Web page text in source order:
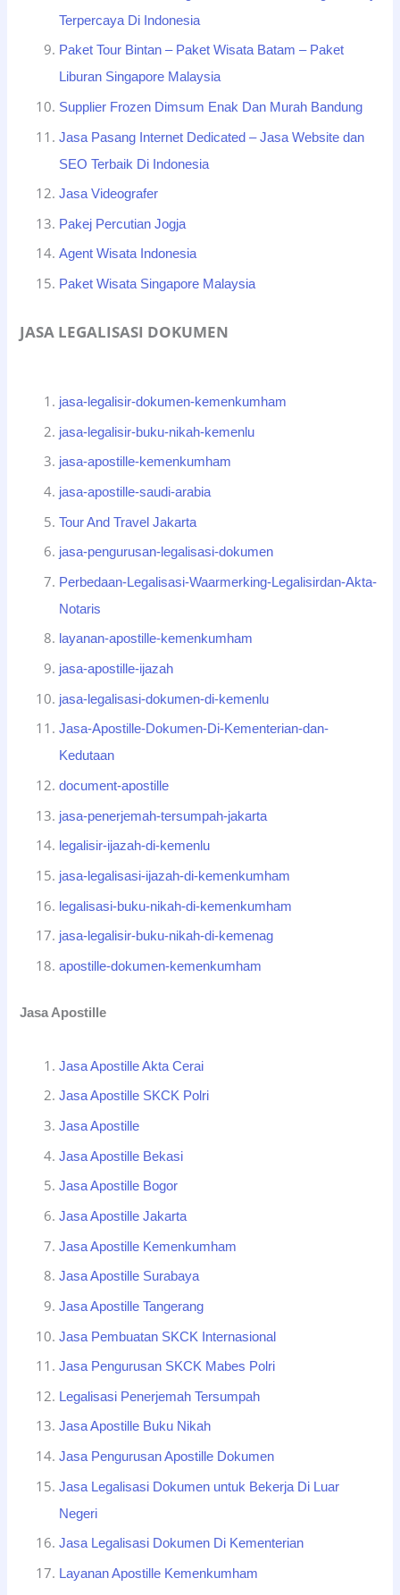
Terpercaya Di Indonesia
Paket Tour Bintan – Paket Wisata Batam – Paket
Liburan Singapore Malaysia
Supplier Frozen Dimsum Enak Dan Murah Bandung
Jasa Pasang Internet Dedicated – Jasa Website dan
SEO Terbaik Di Indonesia
Jasa Videografer
Pakej Percutian Jogja
Agent Wisata Indonesia
Paket Wisata Singapore Malaysia
JASA LEGALISASI DOKUMEN
jasa-legalisir-dokumen-kemenkumham
jasa-legalisir-buku-nikah-kemenlu
jasa-apostille-kemenkumham
jasa-apostille-saudi-arabia
Tour And Travel Jakarta
jasa-pengurusan-legalisasi-dokumen
Perbedaan-Legalisasi-Waarmerking-Legalisirdan-Akta-
Notaris
layanan-apostille-kemenkumham
jasa-apostille-ijazah
jasa-legalisasi-dokumen-di-kemenlu
Jasa-Apostille-Dokumen-Di-Kementerian-dan-
Kedutaan
document-apostille
jasa-penerjemah-tersumpah-jakarta
legalisir-ijazah-di-kemenlu
jasa-legalisasi-ijazah-di-kemenkumham
legalisasi-buku-nikah-di-kemenkumham
jasa-legalisir-buku-nikah-di-kemenag
apostille-dokumen-kemenkumham
Jasa Apostille
Jasa Apostille Akta Cerai
Jasa Apostille SKCK Polri
Jasa Apostille
Jasa Apostille Bekasi
Jasa Apostille Bogor
Jasa Apostille Jakarta
Jasa Apostille Kemenkumham
Jasa Apostille Surabaya
Jasa Apostille Tangerang
Jasa Pembuatan SKCK Internasional
Jasa Pengurusan SKCK Mabes Polri
Legalisasi Penerjemah Tersumpah
Jasa Apostille Buku Nikah
Jasa Pengurusan Apostille Dokumen
Jasa Legalisasi Dokumen untuk Bekerja Di Luar
Negeri
Jasa Legalisasi Dokumen Di Kementerian
Layanan Apostille Kemenkumham